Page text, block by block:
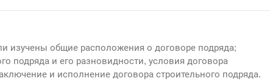
изучены общие расположения о договоре подряда;
подряда и его разновидности, условия договора
и исполнение договора строительного подряда.